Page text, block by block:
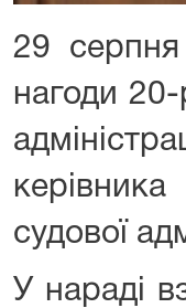
29
нагоди 20-
судової
У нараді